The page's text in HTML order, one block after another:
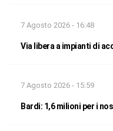
7 Agosto 2026 - 16:48
Via libera a impianti di
7 Agosto 2026 - 15:59
Bardi: 1,6 milioni per i